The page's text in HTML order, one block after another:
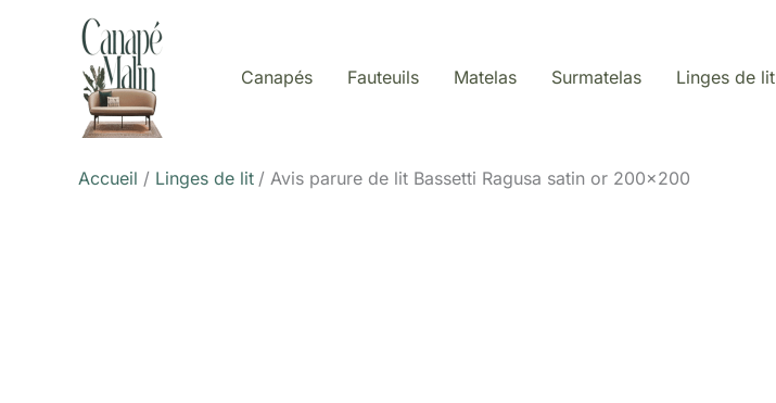
Canapés Fauteuils Matelas Surmatelas Linges de lit
Accueil Linges de lit Avis parure de lit Bassetti Ragusa satin or 200×200